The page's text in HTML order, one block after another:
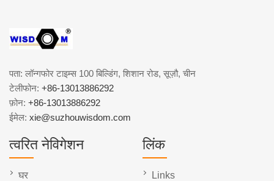
पता: लॉन्गफोर टाइम्स 100 बिल्डिंग, शिशान रोड, सूज़ौ, चीन
टेलीफोन: +86-13013886292
फ़ोन: +86-13013886292
ईमेल: xie@suzhouwisdom.com
त्वरित नेविगेशन
घर
लिंक
Links